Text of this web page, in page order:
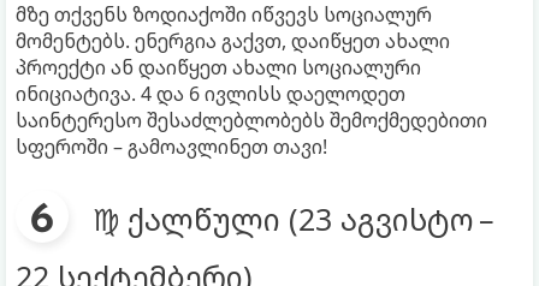
მზე თქვენს ზოდიაქოში იწვევს სოციალურ
მომენტებს. ენერგია გაქვთ, დაიწყეთ ახალი
პროექტი ან დაიწყეთ ახალი სოციალური
ინიციატივა. 4 და 6 ივლისს დაელოდეთ
საინტერესო შესაძლებლობებს შემოქმედებითი
სფეროში – გამოავლინეთ თავი!
♍ ქალწული (23 აგვისტო –
22 სექტემბერი)